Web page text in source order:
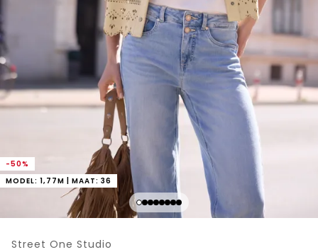
-50%
MODEL: 1,77M | MAAT: 36
Street One Studio